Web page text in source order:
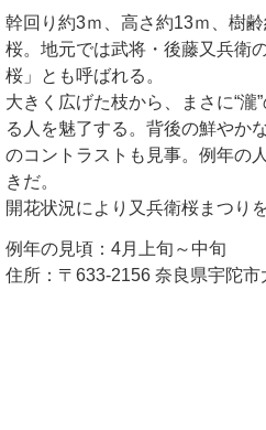
幹回り約3ｍ、高さ約13ｍ、樹
桜。地元では武将・後藤又兵衛
桜」とも呼ばれる。
大きく広げた枝から、まさに“瀧
る人を魅了する。背後の鮮やか
のコントラストも見事。例年の
きだ。
開花状況により又兵衛桜まつりを
例年の見頃：4月上旬～中旬
住所：〒633-2156 奈良県宇陀市